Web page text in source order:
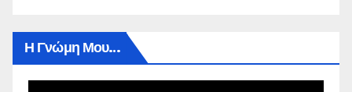
Η Γνώμη Μου…